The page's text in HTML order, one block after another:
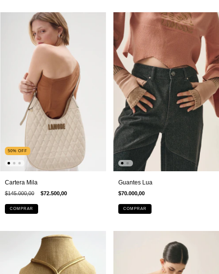
50% OFF
Cartera Mila
$145.000,00 $72.500,00
COMPRAR
Guantes Lua
$70.000,00
COMPRAR